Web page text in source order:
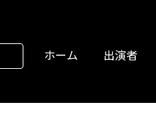
ホーム 出演者